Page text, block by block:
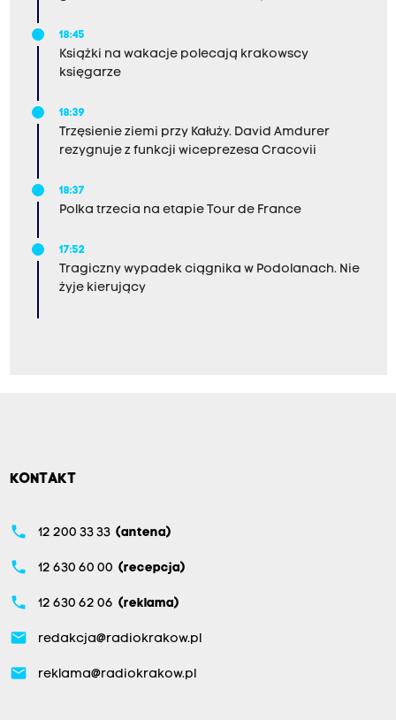
18:45
Książki na wakacje polecają krakowscy
księgarze
18:39
Trzęsienie ziemi przy Kałuży. David Amdurer
rezygnuje z funkcji wiceprezesa Cracovii
18:37
Polka trzecia na etapie Tour de France
17:52
Tragiczny wypadek ciągnika w Podolanach. Nie
żyje kierujący
KONTAKT
phone 12 200 33 33 (antena)
phone 12 630 60 00 (recepcja)
phone 12 630 62 06 (reklama)
email redakcja@radiokrakow.pl
email reklama@radiokrakow.pl